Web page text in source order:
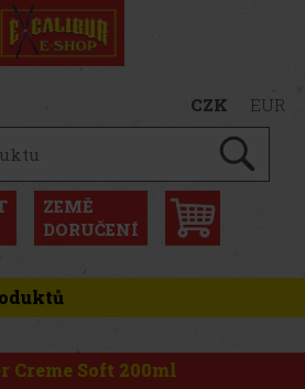
CZK EUR
ZEMĚ
DORUČENÍ
Creme Soft 200ml